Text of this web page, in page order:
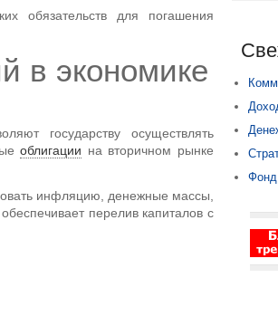
обязательств для погашения
в экономике
государству осуществлять
облигации на вторичном рынке
инфляцию, денежные массы,
перелив капиталов с
Фонд